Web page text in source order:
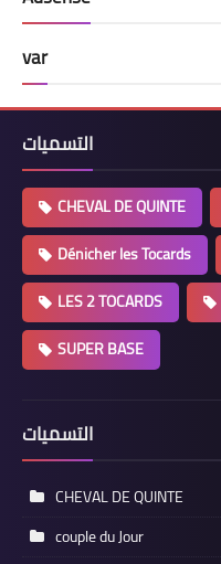
var
التسميات
CHEVAL DE QUINTE
Dénicher les Tocards
LES 2 TOCARDS
SUPER BASE
التسميات
CHEVAL DE QUINTE
couple du Jour